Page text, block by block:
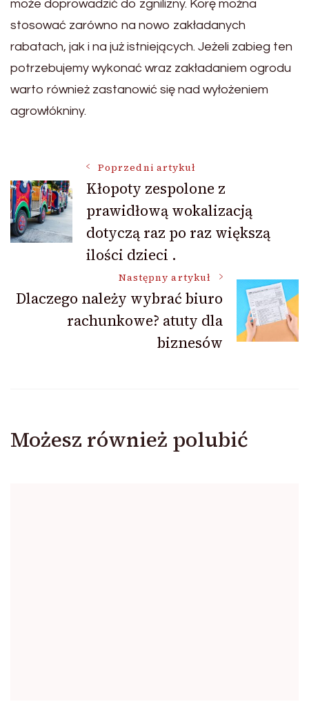
może doprowadzić do zgnilizny. Korę można
stosować zarówno na nowo zakładanych
rabatach, jak i na już istniejących. Jeżeli zabieg ten
potrzebujemy wykonać wraz zakładaniem ogrodu
warto również zastanowić się nad wyłożeniem
agrowłókniny.
Nawigacja
wpisu
Poprzedni artykuł
Kłopoty zespolone z
prawidłową wokalizacją
dotyczą raz po raz większą
ilości dzieci .
Następny artykuł
Dlaczego należy wybrać biuro
rachunkowe? atuty dla
biznesów
Możesz również polubić